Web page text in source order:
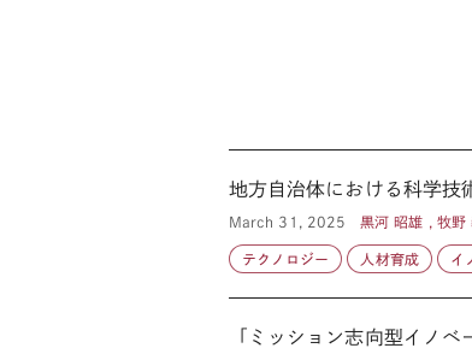
地方自治体における科学技
March 31, 2025 黒河 昭雄 , 牧野
テクノロジー 人材育成 イ
「ミッション志向型イノ